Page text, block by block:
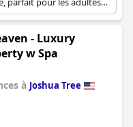
- Luxury
w Spa
à Joshua Tree